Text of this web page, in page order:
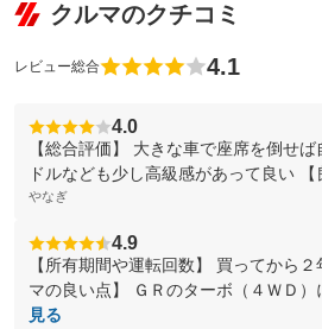
クルマのクチコミ
レビュー総合 4.1
4.0
【総合評価】 大きな車で座席を倒せ
ドルなども少し高級感があって良い 【
やなぎ
4.9
【所有期間や運転回数】 買ってから
マの良い点】 ＧＲのターボ（４ＷＤ）
見る